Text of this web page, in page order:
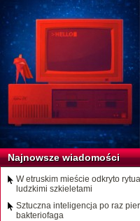
Najnowsze wiadomości
W etruskim mieście odkryto
ludzkimi szkieletami
Sztuczna inteligencja po raz
bakteriofaga